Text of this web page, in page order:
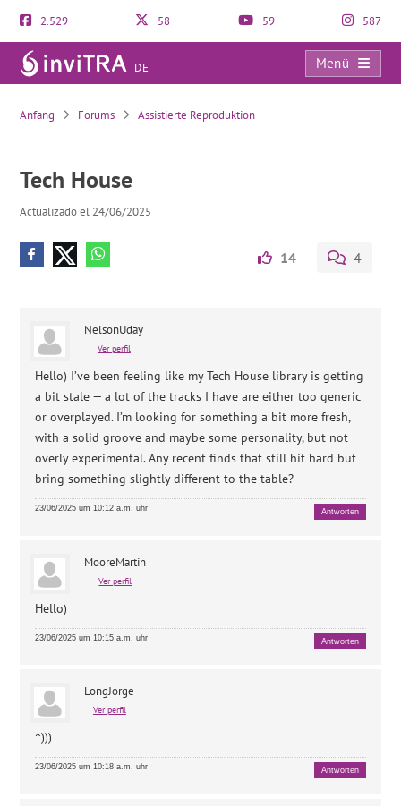
2.529 58 59 587
DE
Menü
Tech House
Anfang Forums Assistierte Reproduktion
Tech House
Actualizado el 24/06/2025
14 4
NelsonUday
Ver perfil
Hello) I’ve been feeling like my Tech House library is getting
a bit stale — a lot of the tracks I have are either too generic
or overplayed. I’m looking for something a bit more fresh,
with a solid groove and maybe some personality, but not
overly experimental. Any recent finds that still hit hard but
bring something slightly different to the table?
23/06/2025 um 10:12 a.m. uhr Antworten
MooreMartin
Ver perfil
Hello)
23/06/2025 um 10:15 a.m. uhr Antworten
LongJorge
Ver perfil
^)))
23/06/2025 um 10:18 a.m. uhr Antworten